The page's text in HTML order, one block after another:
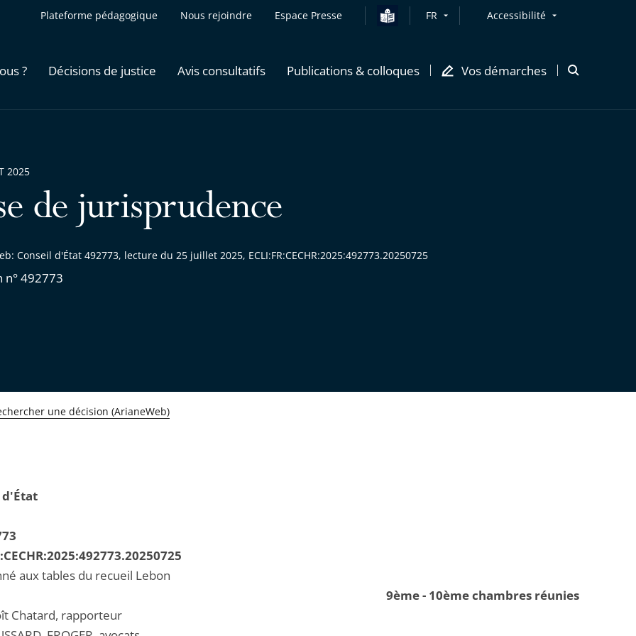
Plateforme pédagogique Nous rejoindre Espace Presse FR Accessibilité
? Décisions de justice Avis consultatifs Publications & colloques Vos démarches
Ouvrir
de jurisprudence
Conseil d'État 492773, lecture du 25 juillet 2025, ECLI:FR:CECHR:2025:492773.20250725
n° 492773
2025
une décision (ArianeWeb)
d'État
aux tables du recueil Lebon
9ème - 10ème chambres réunies
Chatard, rapporteur